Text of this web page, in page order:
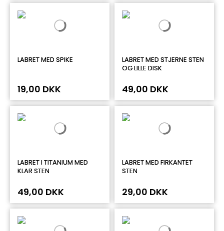
LABRET MED SPIKE
19,00 DKK
LABRET MED STJERNE STEN
OG LILLE DISK
49,00 DKK
LABRET I TITANIUM MED
KLAR STEN
49,00 DKK
LABRET MED FIRKANTET
STEN
29,00 DKK